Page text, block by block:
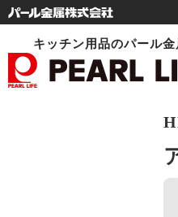
キッチン用品のパール金